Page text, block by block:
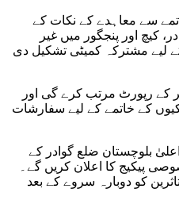
سے معاہدے کے نکات کے
کیچ اور پنجگور میں غیر
لیے مشترکہ کمیٹی تشکیل دی
کے رپورٹ مرتب کرے گی اور
کے خاتمے کے لیے سفارشات
بلوچستان ضلع گوادر کے
پیکیج کا اعلان کریں گے۔
کو دوبارہ سروے کے بعد